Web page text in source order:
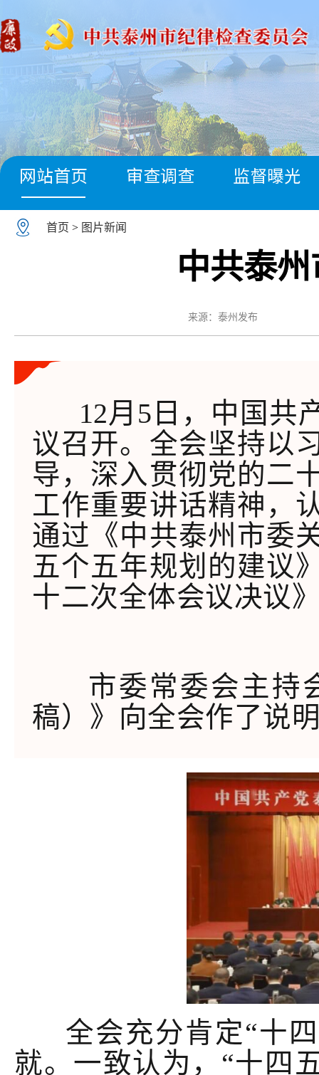
网站首页 审查调查 监督曝光
首页 > 图片新闻
中共泰
来源：泰州发布
12月 5 日 ，中国共
议召开。全会坚持以
导，深入贯彻党的二
工作重要讲话精神，
通过《中共泰州市委
五个五年规划的建议
十二次全体会议决议
市委常委会主持
稿）》向全会作了说
全会充分肯定“十
就。一致认为， “十四